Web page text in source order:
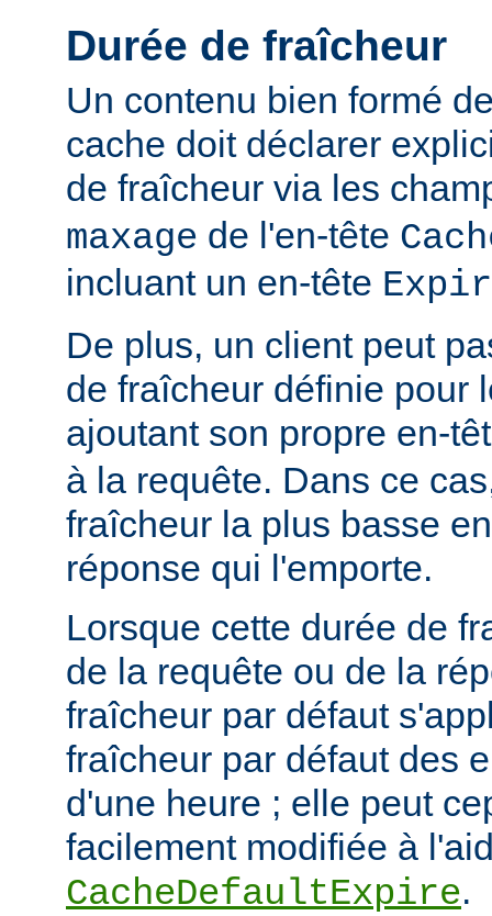
Durée de fraîcheur
Un contenu bien formé
cache doit déclarer
de fraîcheur via les
maxage de l'en-tête
incluant un en-tête
De plus, un client peut
de fraîcheur définie pour
ajoutant son propre en-
à la requête. Dans ce
fraîcheur la plus basse
réponse qui l'emporte.
Lorsque cette durée de
de la requête ou de la
fraîcheur par défaut
fraîcheur par défaut des
d'une heure ; elle peut
facilement modifiée à
CacheDefaultExpire.